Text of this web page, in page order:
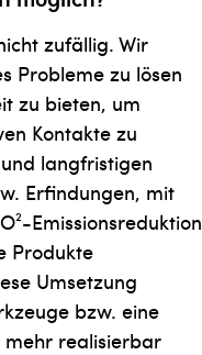
zufällig. Wir
Probleme zu lösen
zu bieten, um
Kontakte zu
langfristigen
Erfindungen, mit
Emissionsreduktion
Produkte
Umsetzung
bzw. eine
mehr realisierbar